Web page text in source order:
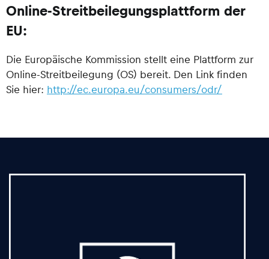
Online-Streitbeilegungsplattform der
EU:
Die Europäische Kommission stellt eine Plattform zur
Online-Streitbeilegung (OS) bereit. Den Link finden
Sie hier: http://ec.europa.eu/consumers/odr/